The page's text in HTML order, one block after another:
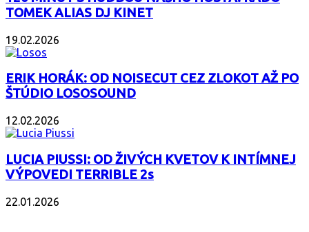
TOMEK ALIAS DJ KINET
19.02.2026
ERIK HORÁK: OD NOISECUT CEZ ZLOKOT AŽ PO
ŠTÚDIO LOSOSOUND
12.02.2026
LUCIA PIUSSI: OD ŽIVÝCH KVETOV K INTÍMNEJ
VÝPOVEDI TERRIBLE 2s
22.01.2026